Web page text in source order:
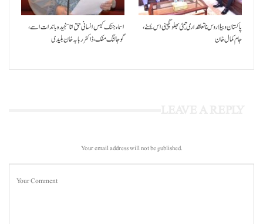
اسماء جتک کیس انسانی حق انا سنجیدہ باندات اسے،
گوجالنگ مفک،ڈاکٹر ربابہ خان بلیدی
پاکستان و بیلاروس نا تعلقداری تیٹی بھلو گچینی اس بسنے،
جام کمال خان
Your email address will not be published.